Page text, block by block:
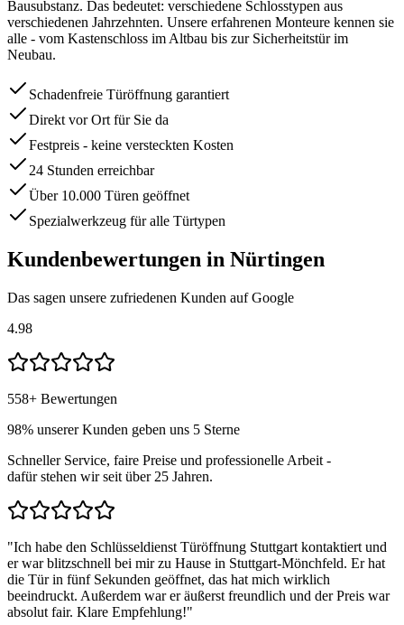
Bausubstanz. Das bedeutet: verschiedene Schlosstypen aus
verschiedenen Jahrzehnten. Unsere erfahrenen Monteure kennen sie
alle - vom Kastenschloss im Altbau bis zur Sicherheitstür im
Neubau.
Schadenfreie Türöffnung garantiert
Direkt vor Ort für Sie da
Festpreis - keine versteckten Kosten
24 Stunden erreichbar
Über 10.000 Türen geöffnet
Spezialwerkzeug für alle Türtypen
Kundenbewertungen in Nürtingen
Das sagen unsere zufriedenen Kunden auf Google
4.98
558+ Bewertungen
98% unserer Kunden geben uns 5 Sterne
Schneller Service, faire Preise und professionelle Arbeit -
dafür stehen wir seit über 25 Jahren.
"Ich habe den Schlüsseldienst Türöffnung Stuttgart kontaktiert und
er war blitzschnell bei mir zu Hause in Stuttgart-Mönchfeld. Er hat
die Tür in fünf Sekunden geöffnet, das hat mich wirklich
beeindruckt. Außerdem war er äußerst freundlich und der Preis war
absolut fair. Klare Empfehlung!"